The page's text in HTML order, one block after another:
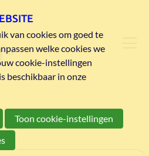
van cookies om goed te
welke cookies we
cookie-instellingen
beschikbaar in onze
Toon cookie-instellingen